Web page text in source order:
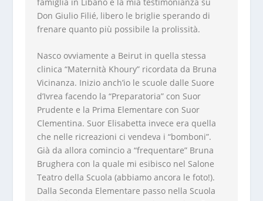
Don Giulio Filié, libero le briglie sperando di
frenare quanto più possibile la prolissità.
Nasco ovviamente a Beirut in quella stessa
clinica “Maternità Khoury” ricordata da Bruna
Vicinanza. Inizio anch’io le scuole dalle Suore
d’Ivrea facendo la “Preparatoria” con Suor
Prudente e la Prima Elementare con Suor
Clementina. Suor Elisabetta invece era quella
che nelle ricreazioni ci vendeva i “bomboni”.
Già da allora comincio a “frequentare” Bruna
Brughera con la quale mi esibisco nel Salone
Teatro della Scuola (abbiamo ancora le foto!).
Dalla Seconda Elementare passo nella Scuola